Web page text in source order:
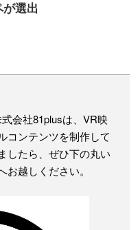
が選出
会社81plusは、VR映
コンテンツを制作して
したら、ぜひ下の丸い
越しください。